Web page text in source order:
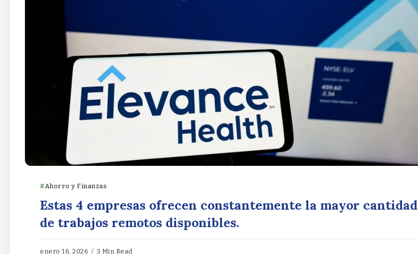
Ahorro y Finanzas
Estas 4 empresas ofrecen constantemente la mayor cantidad
de trabajos remotos disponibles.
enero 16, 2026 3 Min Read